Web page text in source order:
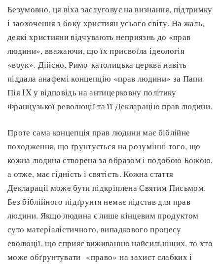
Безумовно, ця віха заслуговує на визнання, підтримку
і заохочення з боку християн усього світу. На жаль,
деякі християни відчувають неприязнь до «прав
людини», вважаючи, що їх присвоїла ідеологія
«воук». Дійсно, Римо-католицька церква навіть
піддала анафемі концепцію «прав людини» за Папи
Пія IX у відповідь на антицерковну політику
Французької революції та її Декларацію прав людини.
Проте сама концепція прав людини має біблійне
походження, що ґрунтується на розумінні того, що
кожна людина створена за образом і подобою Божою,
а отже, має гідність і святість. Кожна стаття
Декларації може бути підкріплена Святим Письмом.
Без біблійного підґрунтя немає підстав для прав
людини. Якщо людина є лише кінцевим продуктом
суто матеріалістичного, випадкового процесу
еволюції, що сприяє виживанню найсильніших, то хто
може обґрунтувати «право» на захист слабких і